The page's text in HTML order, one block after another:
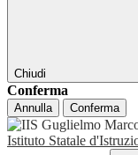
Chiudi
Conferma
Annulla Conferma
Istituto Statale